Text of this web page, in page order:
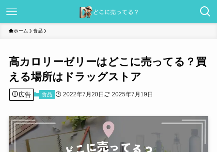
ホーム 食品
高カロリーゼリーはどこに売ってる？買
える場所はドラッグストア
広告 食品 2022年7月20日 2025年7月19日